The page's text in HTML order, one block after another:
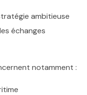
ambitieuse
échanges
notamment :